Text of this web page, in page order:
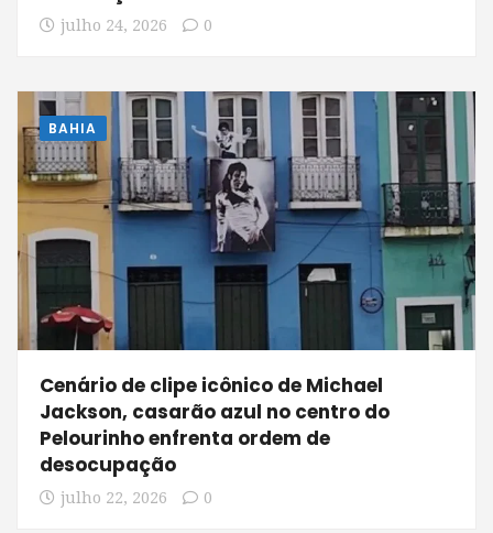
julho 24, 2026 0
BAHIA
Cenário de clipe icônico de Michael
Jackson, casarão azul no centro do
Pelourinho enfrenta ordem de
desocupação
julho 22, 2026 0